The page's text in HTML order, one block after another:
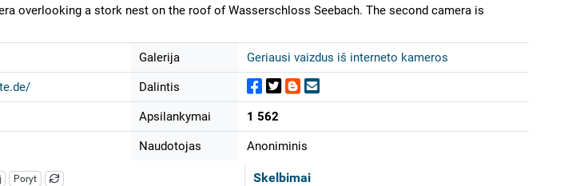
overlooking a stork nest on the roof of Wasserschloss Seebach. The second camera is
Galerija Geriausi vaizdus iš interneto kameros
Dalintis
Apsilankymai 1 562
Naudotojas Anoniminis
Skelbimai
Poryt